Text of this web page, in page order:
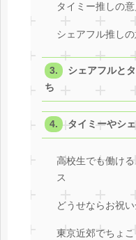
タイミー推しの意
シェアフル推しの
シェアフルと
ち
タイミーやシ
高校生でも働け
ス
どうせならお祝
東京近郊でちょ